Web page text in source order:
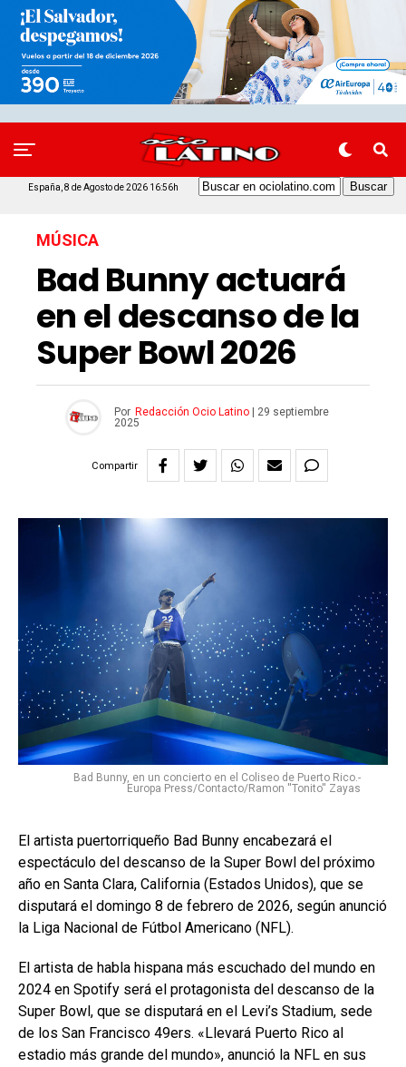
España, 8 de Agosto de 2026 16:56h
MÚSICA
Bad Bunny actuará
en el descanso de la
Super Bowl 2026
Por Redacción Ocio Latino
29 septiembre
2025
Compartir
Bad Bunny, en un concierto en el Coliseo de Puerto Rico.-
Europa Press/Contacto/Ramon ''Tonito'' Zayas
El artista puertorriqueño Bad Bunny encabezará el
espectáculo del descanso de la Super Bowl del próximo
año en Santa Clara, California (Estados Unidos), que se
disputará el domingo 8 de febrero de 2026, según anunció
la Liga Nacional de Fútbol Americano (NFL).
El artista de habla hispana más escuchado del mundo en
2024 en Spotify será el protagonista del descanso de la
Super Bowl, que se disputará en el Levi’s Stadium, sede
de los San Francisco 49ers. «Llevará Puerto Rico al
estadio más grande del mundo», anunció la NFL en sus